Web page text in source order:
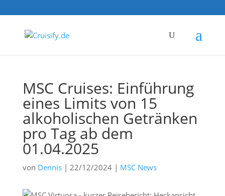
MSC Cruises: Einführung
eines Limits von 15
alkoholischen Getränken
pro Tag ab dem
01.04.2025
von Dennis| 22/12/2024| MSC News